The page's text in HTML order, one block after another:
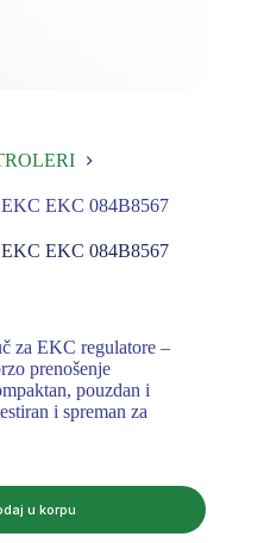
EKC 084B8567
EKC 084B8567
za EKC regulatore –
prenošenje
pouzdan i
i spreman za
u korpu